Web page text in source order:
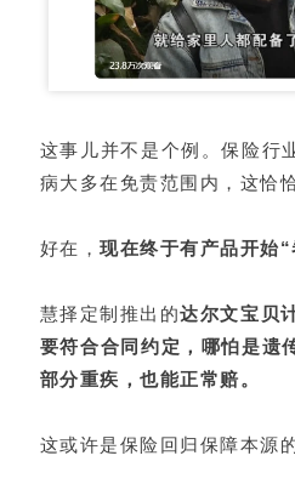
这事儿并不是个例。保险行
病大多在免责范围内，这恰
好在，现在终于有产品开
慧择定制推出的达尔文宝贝
要符合合同约定，哪怕是遗
部分重疾，也能正常赔。
这或许是保险回归保障本源